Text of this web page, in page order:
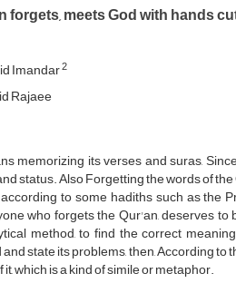
forgets, meets God with hands
Imandar2
Rajaee
memorizing its verses and suras,
status. Also Forgetting the words of
to some hadiths such as the
who forgets the Qur'an, deserves
method, to find the correct
state its problems, then, According
which is a kind of simile or metaphor.